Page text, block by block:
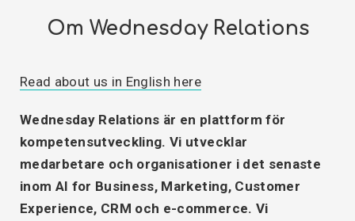
Om Wednesday Relations
Read about us in English here
Wednesday Relations är en plattform för
kompetensutveckling. Vi utvecklar
medarbetare och organisationer i det senaste
inom AI for Business, Marketing, Customer
Experience, CRM och e-commerce. Vi